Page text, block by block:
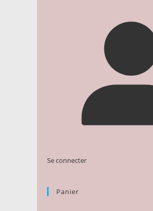
Se connecter
Panier